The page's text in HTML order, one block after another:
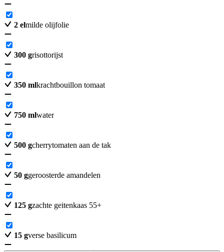
2 elmilde olijfolie
300 grisottorijst
350 mlkrachtbouillon tomaat
750 mlwater
500 gcherrytomaten aan de tak
50 ggeroosterde amandelen
125 gzachte geitenkaas 55+
15 gverse basilicum